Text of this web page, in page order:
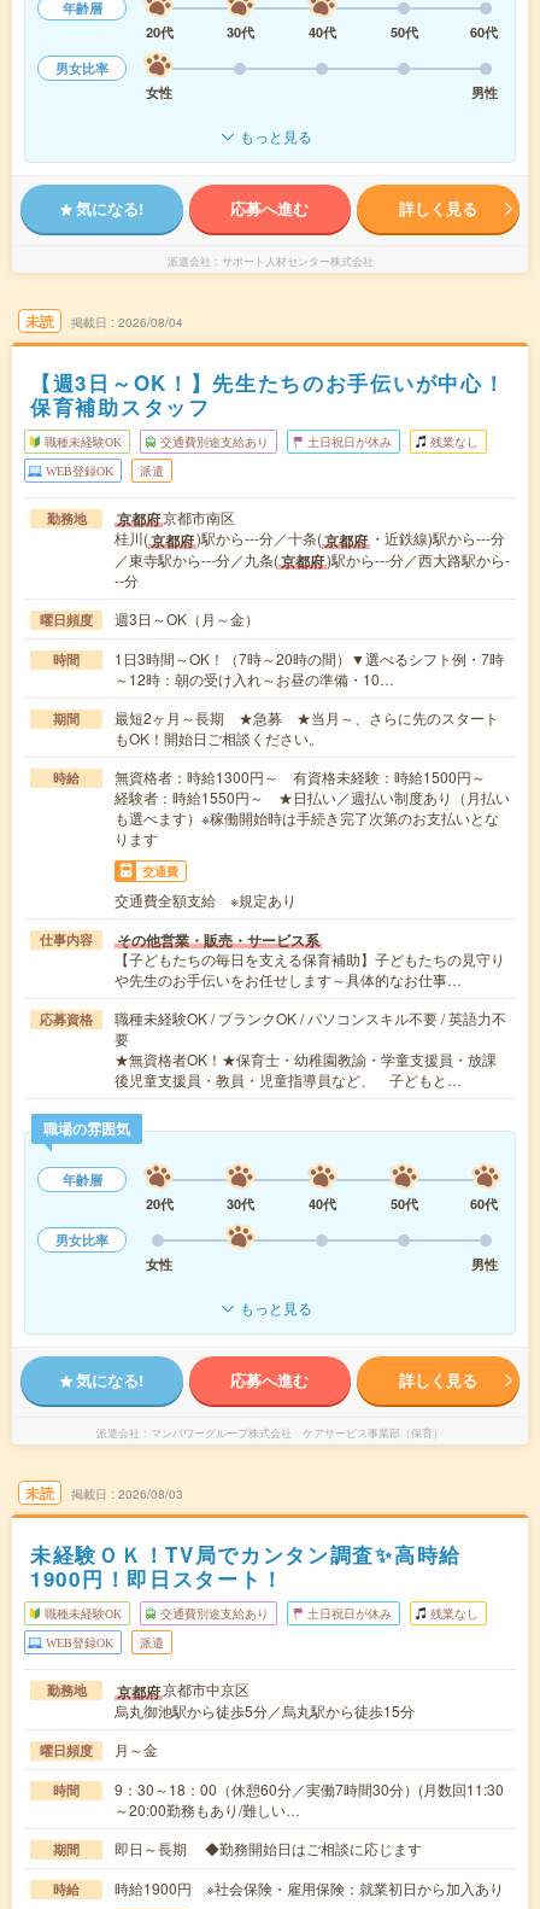
年齢層
20代
30代 40代 50代
60代
男女比率
女性
男性
もっと見る
気になる! 応募へ進む 詳しく見る
派遣会社 サポート人材センター株式会社
未読 掲載日 2026/08/04
【週3日～OK！】先生たちのお手伝いが中心！
保育補助スタッフ
職種未経験OK 交通費別途支給あり 土日祝日が休み 残業なし
WEB登録OK 派遣
勤務地 京都府京都市南区
桂川(京都府)駅から---分／十条(京都府 ・近鉄線)駅から---分
／東寺駅から---分／九条(京都府)駅から---分／西大路駅から-
--分
曜日頻度 週3日～OK（月～金）
時間
1日3時間～OK！（7時～20時の間）▼選べるシフト例・7時
～12時：朝の受け入れ～お昼の準備・10…
期間
最短2ヶ月～長期 ★急募 ★当月～、さらに先のスタート
もOK！開始日ご相談ください。
時給
無資格者：時給1300円～ 有資格未経験：時給1500円～
経験者：時給1550円～ ★日払い／週払い制度あり（月払い
も選べます）※稼働開始時は手続き完了次第のお支払いとな
ります
交通費
交通費全額支給 ※規定あり
仕事内容 その他営業・販売・サービス系
【子どもたちの毎日を支える保育補助】子どもたちの見守り
や先生のお手伝いをお任せします～具体的なお仕事…
応募資格
職種未経験OK / ブランクOK / パソコンスキル不要 / 英語力不
要
★無資格者OK！★保育士・幼稚園教諭・学童支援員・放課
後児童支援員・教員・児童指導員など、 子どもと…
職場の雰囲気
年齢層
20代
30代 40代 50代
60代
男女比率
女性
男性
もっと見る
気になる! 応募へ進む 詳しく見る
派遣会社 マンパワーグループ株式会社 ケアサービス事業部（保育）
未読 掲載日 2026/08/03
未経験ＯＫ！TV局でカンタン調査✨高時給
1900円！即日スタート！
職種未経験OK 交通費別途支給あり 土日祝日が休み 残業なし
WEB登録OK 派遣
勤務地 京都府京都市中京区
烏丸御池駅から徒歩5分／烏丸駅から徒歩15分
曜日頻度 月～金
時間
9：30～18：00（休憩60分／実働7時間30分）(月数回11:30
～20:00勤務もあり/難しい…
期間 即日～長期 ◆勤務開始日はご相談に応じます
時給 時給1900円 ※社会保険・雇用保険：就業初日から加入あり